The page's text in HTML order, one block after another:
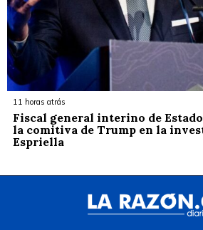
11 horas atrás
Fiscal general interino de
la comitiva de Trump en la
Espriella